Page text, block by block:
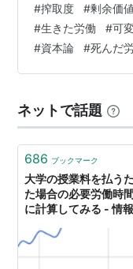
に投下された資本
であり、かくして
変の価値量である
は、投下された90
現われ、静止量の
#搾取度 #剰余価
#生きた労働 #可
#資本論 #死んだ
ネットで話題
686 ブックマーク
大学の授業料を払う
た場合の必要労働時
に計算してみる - 情